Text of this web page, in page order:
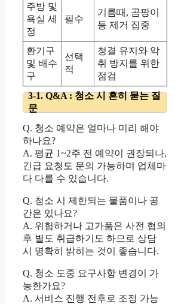
주방 및
욕실 세
정
필수
기름때, 곰팡이
등 제거 집중
환기구
및 배수
구
선택
적
청결 유지와 악
취 방지를 위한
점검
3-1. Q&A : 청소 시 흔히 묻는 질
문
Q. 청소 예약은 얼마나 미리 해야
하나요?
A. 평균 1~2주 전 예약이 권장되나,
긴급 요청도 문의 가능하며 업체마
다 다를 수 있습니다.
Q. 청소 시 제한되는 물품이나 공
간은 있나요?
A. 위험하거나 고가품은 사전 협의
후 별도 취급하기도 하므로 상담
시 명확히 밝히는 것이 좋습니다.
Q. 청소 도중 요구사항 변경이 가
능한가요?
A. 서비스 진행 전후로 조정 가능